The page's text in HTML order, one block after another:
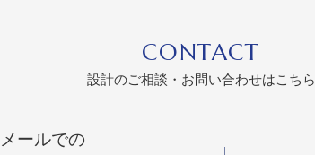
CONTACT
設計のご相談・お問い合わせはこちら
メールでの